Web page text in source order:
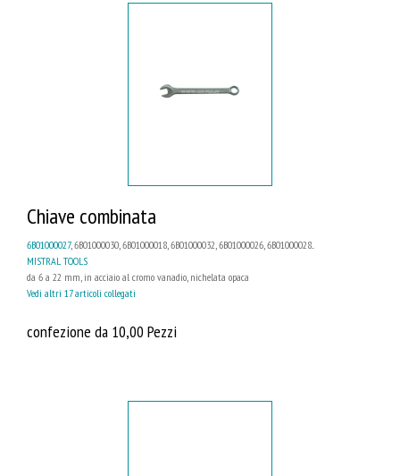
Chiave combinata
6B01000027, 6B01000030, 6B01000018, 6B01000032, 6B01000026, 6B01000028...
MISTRAL TOOLS
da 6 a 22 mm, in acciaio al cromo vanadio, nichelata opaca
Vedi altri 17 articoli collegati
confezione da 10,00 Pezzi